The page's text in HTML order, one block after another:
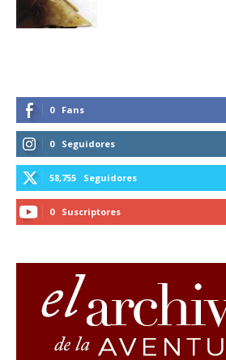
0 Fans
0 Seguidores
58,755 Seguidores
0 Suscriptores